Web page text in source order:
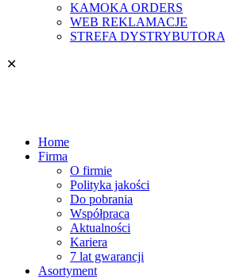
KAMOKA ORDERS
WEB REKLAMACJE
STREFA DYSTRYBUTORA
✕
Home
Firma
O firmie
Polityka jakości
Do pobrania
Współpraca
Aktualności
Kariera
7 lat gwarancji
Asortyment